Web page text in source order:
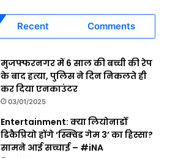
Recent Comments
मुजफ्फरनगर में 6 साल की बच्ची की रेप
के बाद हत्या, पुलिस ने दिन निकलते ही
कर दिया एनकाउंटर
03/01/2025
Entertainment: क्या लियोनार्डो
डिकैप्रियो होंगे ‘स्क्विड गेम 3’ का हिस्सा?
सामने आई सच्चाई – #iNA